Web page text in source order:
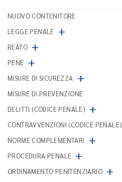
NUOVO CONTENITORE
LEGGE PENALE +
REATO +
PENE +
MISURE DI SICUREZZA +
MISURE DI PREVENZIONE
DELITTI (CODICE PENALE) +
CONTRAVVENZIONI (CODICE PENALE)
NORME COMPLEMENTARI
+
PROCEDURA PENALE +
ORDINAMENTO PENITENZIARIO +